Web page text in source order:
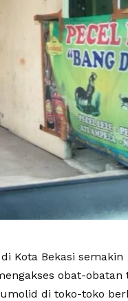
Kota Bekasi semakin
obat-obatan
di toko-toko